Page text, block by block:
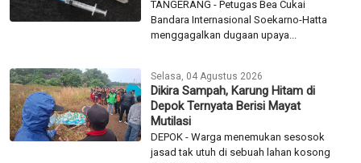
Rabu, 05 Agustus 2026
Gubernur Khofifah Terima
Kunjungan Dubes Maroko, Dorong
Pendidikan hingga Investasi
SURABAYA– Gubernur Jawa Timur
Khofifah Indar Parawansa menerima
kunjungan kehormatan Duta...